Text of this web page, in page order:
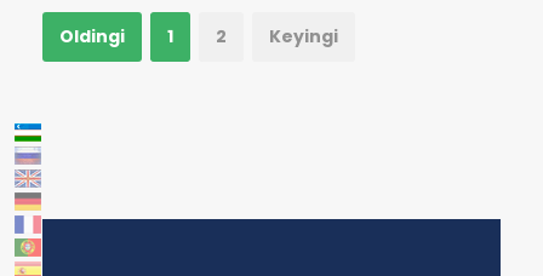
Oldingi 1 2 Keyingi